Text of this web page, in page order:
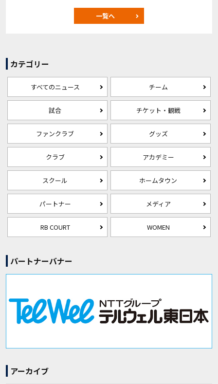
一覧へ
カテゴリー
すべてのニュース チーム
試合 チケット・観戦
ファンクラブ グッズ
クラブ アカデミー
スクール ホームタウン
パートナー メディア
RB COURT WOMEN
パートナーバナー
アーカイブ